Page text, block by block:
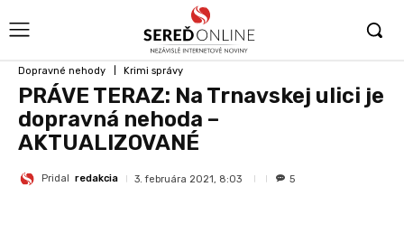
Dopravné nehody Krimi správy
PRÁVE TERAZ: Na Trnavskej ulici je
dopravná nehoda –
AKTUALIZOVANÉ
Pridal redakcia 3. februára 2021, 8:03 5